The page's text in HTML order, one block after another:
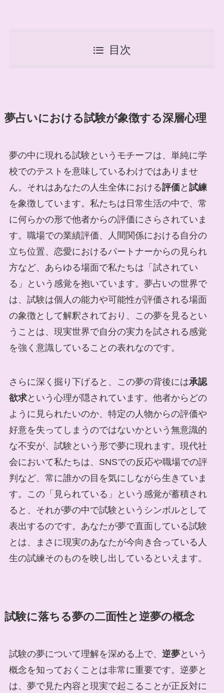
目次
夢占いにおける試験が象徴する深層心理
夢の中に現れる試験というモチーフは、単純に学
校でのテストを意味しているわけではありませ
ん。それはあなたの人生全体における評価と 試練
を象徴しています。私たちは日常生活の中で、常
に何らかの形で他者からの評価にさらされていま
す。職場での業績評価、人間関係における自分の
立ち位置、恋愛におけるパートナーからの見られ
方など、あらゆる場面で私たちは「試されてい
る」という感覚を抱いています。夢占いの世界で
は、試験は個人の能力や可能性が評価される場面
の象徴として解釈されており、この夢を見るとい
うことは、現実世界で自分の実力を試される感覚
を強く意識していることの表れなのです。
さらに深く掘り下げると、この夢の背後には承認
欲求という心理が隠されています。他者からどの
ように見られたいのか、特定の人物からの評価や
好意を失ってしまうのではないかという無意識的
な不安が、試験という形で夢に現れます。現代社
会において私たちは、SNSでの反応や職場での評
判など、常に誰かの目を気にしながら生きていま
す。この「見られている」という感覚が蓄積され
ると、それが夢の中で試験というシンボルとして
表出するのです。あなたが夢で直面している試験
とは、まさに現実のあなたが今向き合っている人
生の試練そのものを映し出しているといえます。
試験に落ちる夢の二面性と逆夢の概念
試験の夢について理解を深める上で、 逆夢という
概念を知っておくことは非常に重要です。逆夢と
は、夢で見た内容と現実で起こることが正反対に